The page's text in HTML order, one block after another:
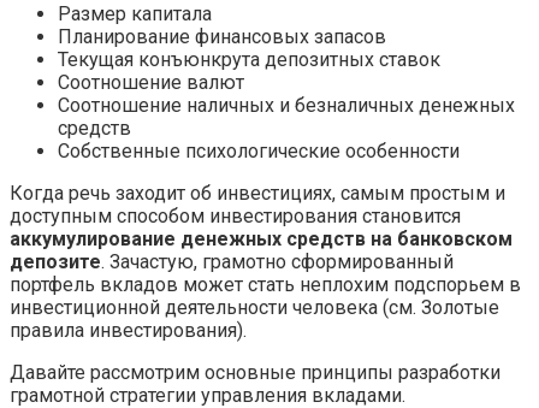
Размер капитала
Планирование финансовых запасов
Текущая конъюнкрута депозитных ставок
Соотношение валют
Соотношение наличных и безналичных денежных
средств
Собственные психологические особенности
Когда речь заходит об инвестициях, самым простым и
доступным способом инвестирования становится
аккумулирование денежных средств на банковском
депозите. Зачастую, грамотно сформированный
портфель вкладов может стать неплохим подспорьем в
инвестиционной деятельности человека (см. Золотые
правила инвестирования).
Давайте рассмотрим основные принципы разработки
грамотной стратегии управления вкладами.